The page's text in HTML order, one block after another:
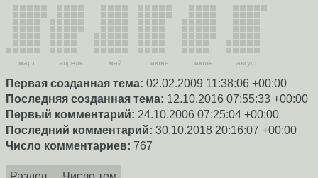
март апрель май июнь июль август
Первая созданная тема: 02.02.2009 11:38:06 +00:00
Последняя созданная тема: 12.10.2016 07:55:33 +00:00
Первый комментарий: 24.10.2006 07:25:04 +00:00
Последний комментарий: 30.10.2018 20:16:07 +00:00
Число комментариев: 767